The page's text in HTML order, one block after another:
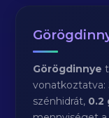
Görögdinnye
vonatkoztatva:
szénhidrát, 0.2